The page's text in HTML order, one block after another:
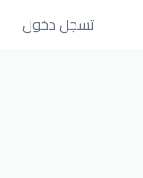
تسجل دخول